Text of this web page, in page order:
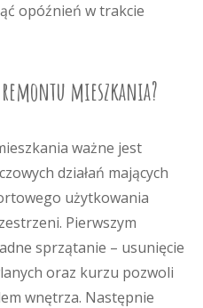
opóźnień w trakcie
mieszkania?
ważne jest
działań mających
użytkowania
Pierwszym
sprzątanie – usunięcie
oraz kurzu pozwoli
wnętrza. Następnie